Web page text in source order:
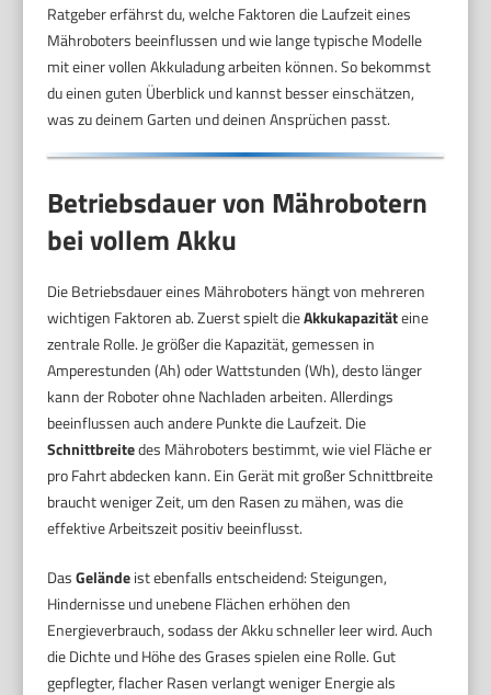
Ratgeber erfährst du, welche Faktoren die Laufzeit eines
Mähroboters beeinflussen und wie lange typische Modelle
mit einer vollen Akkuladung arbeiten können. So bekommst
du einen guten Überblick und kannst besser einschätzen,
was zu deinem Garten und deinen Ansprüchen passt.
Betriebsdauer von Mährobotern
bei vollem Akku
Die Betriebsdauer eines Mähroboters hängt von mehreren
wichtigen Faktoren ab. Zuerst spielt dieAkkukapazitäteine
zentrale Rolle. Je größer die Kapazität, gemessen in
Amperestunden (Ah) oder Wattstunden (Wh), desto länger
kann der Roboter ohne Nachladen arbeiten. Allerdings
beeinflussen auch andere Punkte die Laufzeit. Die
Schnittbreitedes Mähroboters bestimmt, wie viel Fläche er
pro Fahrt abdecken kann. Ein Gerät mit großer Schnittbreite
braucht weniger Zeit, um den Rasen zu mähen, was die
effektive Arbeitszeit positiv beeinflusst.
DasGeländeist ebenfalls entscheidend: Steigungen,
Hindernisse und unebene Flächen erhöhen den
Energieverbrauch, sodass der Akku schneller leer wird. Auch
die Dichte und Höhe des Grases spielen eine Rolle. Gut
gepflegter, flacher Rasen verlangt weniger Energie als